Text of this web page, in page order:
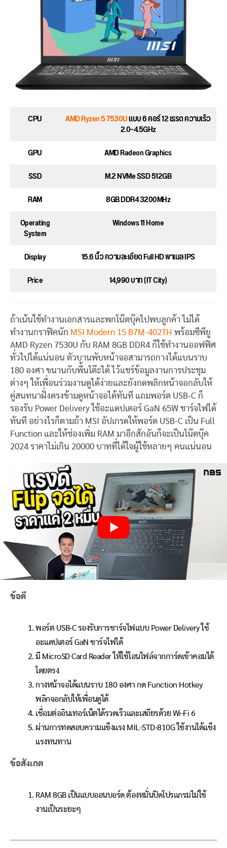
CPU AMD Ryzen 5 7530Uแบบ 6 คอร์ 12 เธรด ความเร็ว
2.0~4.5GHz
GPU
AMD Radeon Graphics
SSD
M.2 NVMe SSD 512GB
RAM
8GB DDR4 3200MHz
Operating
System
Windows 11 Home
Display
15.6 นิ้ว ความละเอียด Full HD พาเนล IPS
Price
14,990 บาท (IT City)
ถ้าเน้นใช้ทำงานเอกสารและพกโน๊ตบุ๊คไปพบลูกค้า ไม่ได้
ทำงานกราฟิคนัก MSI Modern 15 B7M-402TH พร้อมซีพียู
AMD Ryzen 7530U กับ RAM 8GB DDR4 ก็ใช้ทำงานออฟฟิศ
ทั่วไปได้แน่นอน ตัวบานพับหน้าจอสามารถกางได้แบนราบ
180 องศา ขนานกับพื้นโต๊ะได้ ไว้แชร์ข้อมูลงานการประชุม
ต่างๆ ให้เพื่อนร่วมงานดูได้ง่ายและยังกดพลิกหน้าจอกลับให้
คู่สนทนาฝั่งตรงข้ามดูหน้าจอได้ทันที แถมพอร์ต USB-C ก็
รองรับ Power Delivery ใช้อะแดปเตอร์ GaN 65W ชาร์จไฟได้
ทันที อย่างไรก็ตามถ้า MSI อัปเกรดให้พอร์ต USB-C เป็น Full
Function และให้ช่องเพิ่ม RAM มาอีกสักอันก็จะเป็นโน๊ตบุ๊ค
2024 ราคาไม่เกิน 20000 บาทที่ได้ใจผู้ใช้หลายๆ คนแน่นอน
ข้อดี
พอร์ต USB-C รองรับการชาร์จไฟแบบ Power Delivery ใช้
อะแดปเตอร์ GaN ชาร์จไฟได้
มี MicroSD Card Reader ให้ใช้โอนไฟล์จากการ์ดเข้าคอมได้
โดยตรง
กางหน้าจอได้แบนราบ 180 องศา กด Function Hotkey
พลิกจอกลับให้เพื่อนดูได้
เชื่อมต่ออินเทอร์เน็ตได้รวดเร็วและเสถียรด้วย Wi-Fi 6
ผ่านการทดสอบความแข็งแรง MIL-STD-810G ใช้งานได้แข็ง
แรงทนทาน
ข้อสังเกต
RAM 8GB เป็นแบบออนบอร์ด ต้องหมั่นปิดโปรแกรมไม่ใช้
งานเป็นระยะๆ